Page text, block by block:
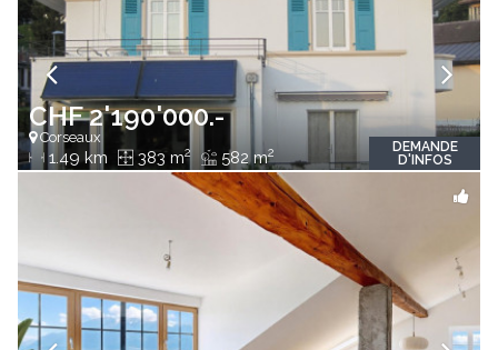
CHF 2'190'000.-
Corseaux
1.49 km 383 m2 582 m2
DEMANDE
D'INFOS